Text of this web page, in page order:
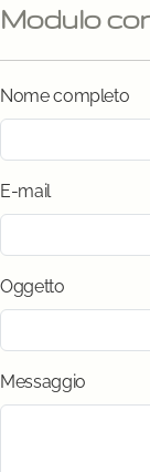
Modulo
Nome completo
E-mail
Oggetto
Messaggio